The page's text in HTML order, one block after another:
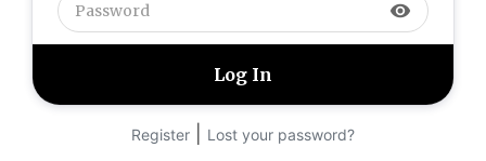
visibility
Register Lost your password?